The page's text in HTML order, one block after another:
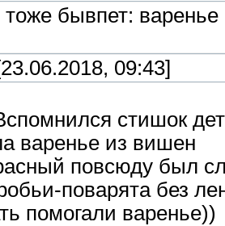
бывпет:
09:43]
стишок
варенье из вишен
повсюду был
поварята без
помогали варенье))